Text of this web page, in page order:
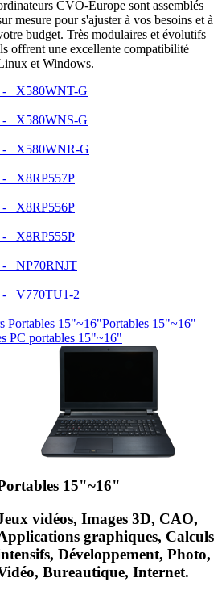
CVO-Europe sont assemblés
mesure pour s'ajuster à vos besoins et à
budget. Très modulaires et évolutifs
offrent une excellente compatibilité
et Windows.
X580WNT-G
X580WNS-G
X580WNR-G
X8RP557P
X8RP556P
X8RP555P
NP70RNJT
V770TU1-2
Portables 15"~16"
PC portables 15"~16"
15"~16"
vidéos, Images 3D, CAO,
graphiques, Calculs
Développement, Photo,
Bureautique, Internet.